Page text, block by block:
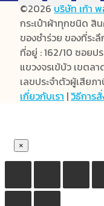
©2026 บริษัท เก้า
กระเป๋าผ้าทุกชนิด สิ
ของชำร่วย ของที่ระ
ที่อยู่ : 162/10 ซอยป
แขวงจรเข้บัว เขตล
เลขประจำตัวผู้เสียภ
เกี่ยวกับเรา |วิธีการ
×